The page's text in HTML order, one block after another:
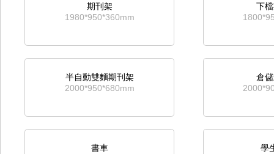
期刊架
1980*950*360mm
下
半自動雙麵期刊架
2000*950*680mm
倉
書車
學